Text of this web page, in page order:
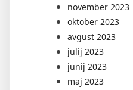
november 2023
oktober 2023
avgust 2023
julij 2023
junij 2023
maj 2023